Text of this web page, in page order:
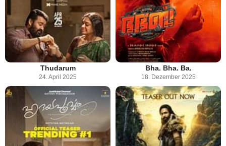
Thudarum
24. April 2025
Bha. Bha. Ba.
18. Dezember 2025